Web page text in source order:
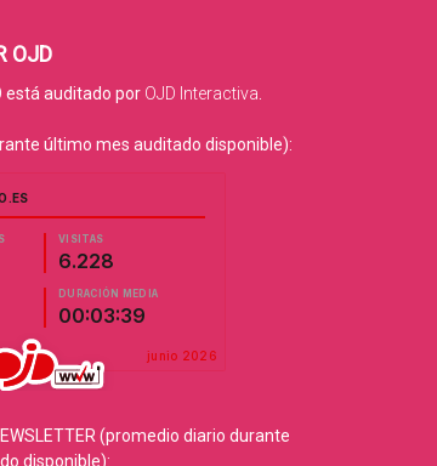
OJD
está auditado por OJD Interactiva
último mes auditado disponible):
(promedio diario durante
disponible):